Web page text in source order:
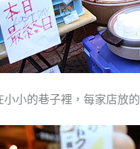
小的巷子裡，每家店放